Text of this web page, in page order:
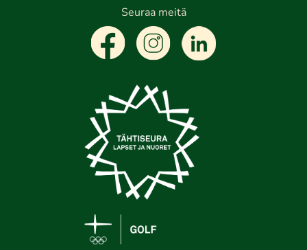
Seuraa meitä